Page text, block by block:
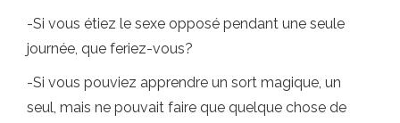
-Si vous étiez le sexe opposé pendant une seule
journée, que feriez-vous?
-Si vous pouviez apprendre un sort magique, un
seul, mais ne pouvait faire que quelque chose de